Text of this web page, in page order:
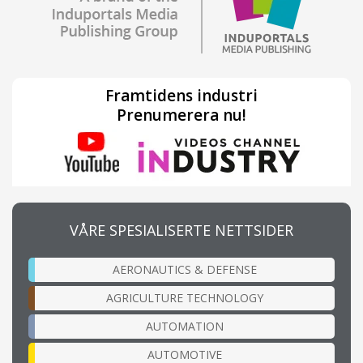
Framtidens industri
Prenumerera nu!
VÅRE SPESIALISERTE NETTSIDER
AERONAUTICS & DEFENSE
AGRICULTURE TECHNOLOGY
AUTOMATION
AUTOMOTIVE